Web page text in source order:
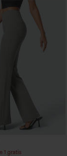
1 gratis